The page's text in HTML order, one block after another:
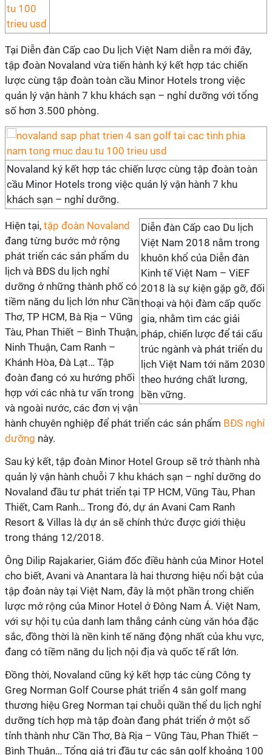
Tại Diễn đàn Cấp cao Du lịch Việt Nam diễn ra mới đây,
tập đoàn Novaland vừa tiến hành ký kết hợp tác chiến
lược cùng tập đoàn toàn cầu Minor Hotels trong việc
quản lý vận hành 7 khu khách sạn – nghỉ dưỡng với tổng
số hơn 3.500 phòng.
Novaland ký kết hợp tác chiến lược cùng tập đoàn toàn
cầu Minor Hotels trong việc quản lý vận hành 7 khu
khách sạn – nghỉ dưỡng.
Diễn đàn Cấp cao Du lịch
Việt Nam 2018 nằm trong
khuôn khổ của Diễn đàn
Kinh tế Việt Nam – ViEF
2018 là sự kiện gặp gỡ, đối
thoại và hội đàm cấp quốc
gia, nhằm tìm các giải
pháp, chiến lược để tái cấu
trúc ngành và phát triển du
lịch Việt Nam tới năm 2030
theo hướng chất lương,
bền vững.
Hiện tại, tập đoàn Novaland
đang từng bước mở rộng
phát triển các sản phẩm du
lịch và BĐS du lịch nghỉ
dưỡng ở những thành phố có
tiềm năng du lịch lớn như Cần
Thơ, TP HCM, Bà Rịa – Vũng
Tàu, Phan Thiết – Bình Thuận,
Ninh Thuận, Cam Ranh –
Khánh Hòa, Đà Lạt… Tập
đoàn đang có xu hướng phối
hợp với các nhà tư vấn trong
và ngoài nước, các đơn vị vận
hành chuyên nghiệp để phát triển các sản phẩm BĐS nghỉ
dưỡng này.
Sau ký kết, tập đoàn Minor Hotel Group sẽ trở thành nhà
quản lý vận hành chuỗi 7 khu khách sạn – nghỉ dưỡng do
Novaland đầu tư phát triển tại TP HCM, Vũng Tàu, Phan
Thiết, Cam Ranh… Trong đó, dự án Avani Cam Ranh
Resort & Villas là dự án sẽ chính thức được giới thiệu
trong tháng 12/2018.
Ông Dilip Rajakarier, Giám đốc điều hành của Minor Hotel
cho biết, Avani và Anantara là hai thương hiệu nổi bật của
tập đoàn này tại Việt Nam, đây là một phần trong chiến
lược mở rộng của Minor Hotel ở Đông Nam Á. Việt Nam,
với sự hội tụ của danh lam thắng cảnh cùng văn hóa đặc
sắc, đồng thời là nền kinh tế năng động nhất của khu vực,
đang có tiềm năng du lịch nội địa và quốc tế rất lớn.
Đồng thời, Novaland cũng ký kết hợp tác cùng Công ty
Greg Norman Golf Course phát triển 4 sân golf mang
thương hiệu Greg Norman tại chuỗi quần thể du lịch nghỉ
dưỡng tích hợp mà tập đoàn đang phát triển ở một số
tỉnh thành như Cần Thơ, Bà Rịa – Vũng Tàu, Phan Thiết –
Bình Thuận… Tổng giá trị đầu tư các sân golf khoảng 100